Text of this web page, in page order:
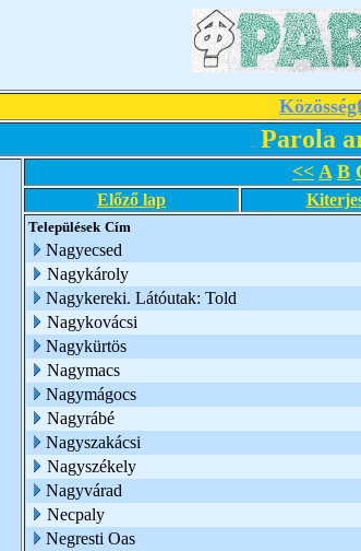
Parola
<< A B
Előző lap
Települések Cím
Nagyecsed
Nagykároly
Nagykereki. Látóutak: Told
Nagykovácsi
Nagykürtös
Nagymacs
Nagymágocs
Nagyrábé
Nagyszakácsi
Nagyszékely
Nagyvárad
Necpaly
Negresti Oas